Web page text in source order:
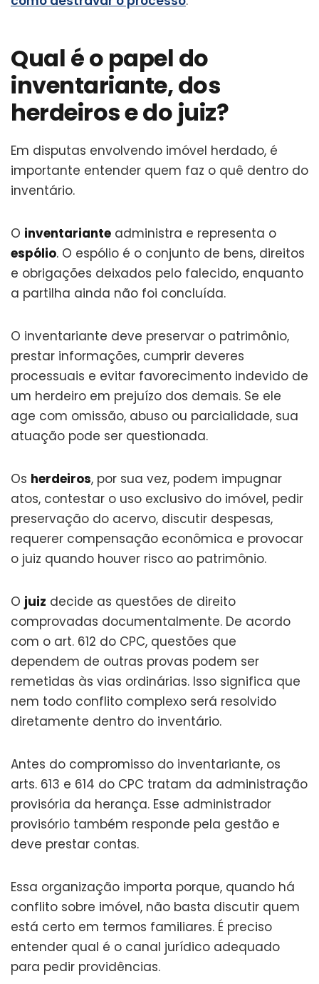
Qual é o papel do
inventariante, dos
herdeiros e do juiz?
Em disputas envolvendo imóvel herdado, é
importante entender quem faz o quê dentro do
inventário.
O inventariante administra e representa o
espólio. O espólio é o conjunto de bens, direitos
e obrigações deixados pelo falecido, enquanto
a partilha ainda não foi concluída.
O inventariante deve preservar o patrimônio,
prestar informações, cumprir deveres
processuais e evitar favorecimento indevido de
um herdeiro em prejuízo dos demais. Se ele
age com omissão, abuso ou parcialidade, sua
atuação pode ser questionada.
Os herdeiros, por sua vez, podem impugnar
atos, contestar o uso exclusivo do imóvel, pedir
preservação do acervo, discutir despesas,
requerer compensação econômica e provocar
o juiz quando houver risco ao patrimônio.
O juiz decide as questões de direito
comprovadas documentalmente. De acordo
com o art. 612 do CPC, questões que
dependem de outras provas podem ser
remetidas às vias ordinárias. Isso significa que
nem todo conflito complexo será resolvido
diretamente dentro do inventário.
Antes do compromisso do inventariante, os
arts. 613 e 614 do CPC tratam da administração
provisória da herança. Esse administrador
provisório também responde pela gestão e
deve prestar contas.
Essa organização importa porque, quando há
conflito sobre imóvel, não basta discutir quem
está certo em termos familiares. É preciso
entender qual é o canal jurídico adequado
para pedir providências.